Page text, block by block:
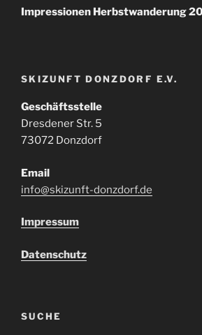
Beitrag
Impressionen Herbstwanderung
SKIZUNFT DONZDORF E.V.
Geschäftsstelle
Dresdener Str. 5
73072 Donzdorf
Email
info@skizunft-donzdorf.de
Impressum
Datenschutz
SUCHE